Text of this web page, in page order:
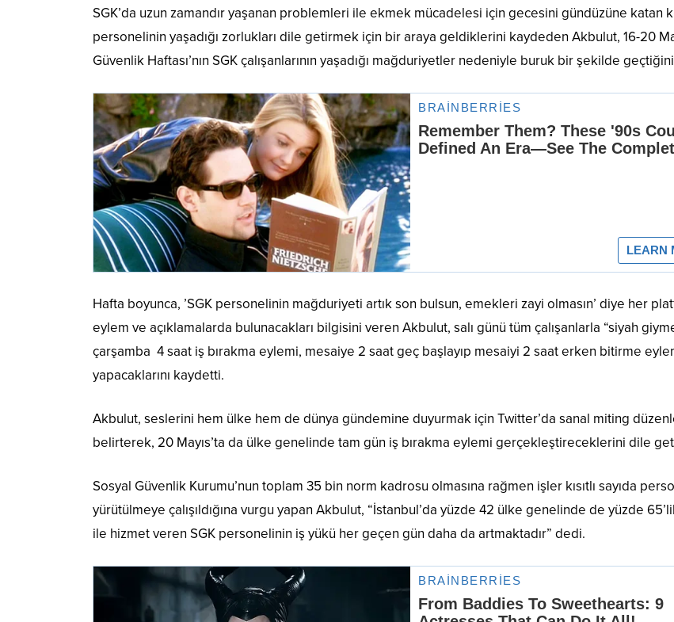
SGK’da uzun zamandır yaşanan problemleri ile ekmek mücadelesi için gecesini gündüzüne katan
personelinin yaşadığı zorlukları dile getirmek için bir araya geldiklerini kaydeden Akbulut, 16-20
Güvenlik Haftası’nın SGK çalışanlarının yaşadığı mağduriyetler nedeniyle buruk bir şekilde
Hafta boyunca, ’SGK personelinin mağduriyeti artık son bulsun, emekleri zayi olmasın’ diye her
eylem ve açıklamalarda bulunacakları bilgisini veren Akbulut, salı günü tüm çalışanlarla “siyah
çarşamba 4 saat iş bırakma eylemi, mesaiye 2 saat geç başlayıp mesaiyi 2 saat erken bitirme
yapacaklarını kaydetti.
Akbulut, seslerini hem ülke hem de dünya gündemine duyurmak için Twitter’da sanal miting
belirterek, 20 Mayıs’ta da ülke genelinde tam gün iş bırakma eylemi gerçekleştireceklerini dile
Sosyal Güvenlik Kurumu’nun toplam 35 bin norm kadrosu olmasına rağmen işler kısıtlı sayıda
yürütülmeye çalışıldığına vurgu yapan Akbulut, “İstanbul’da yüzde 42 ülke genelinde de yüzde
ile hizmet veren SGK personelinin iş yükü her geçen gün daha da artmaktadır” dedi.